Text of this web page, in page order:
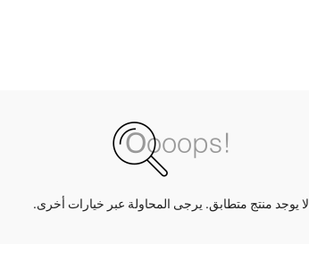
لا يوجد منتج متطابق. يرجى المحاولة عبر خيارات أخرى.